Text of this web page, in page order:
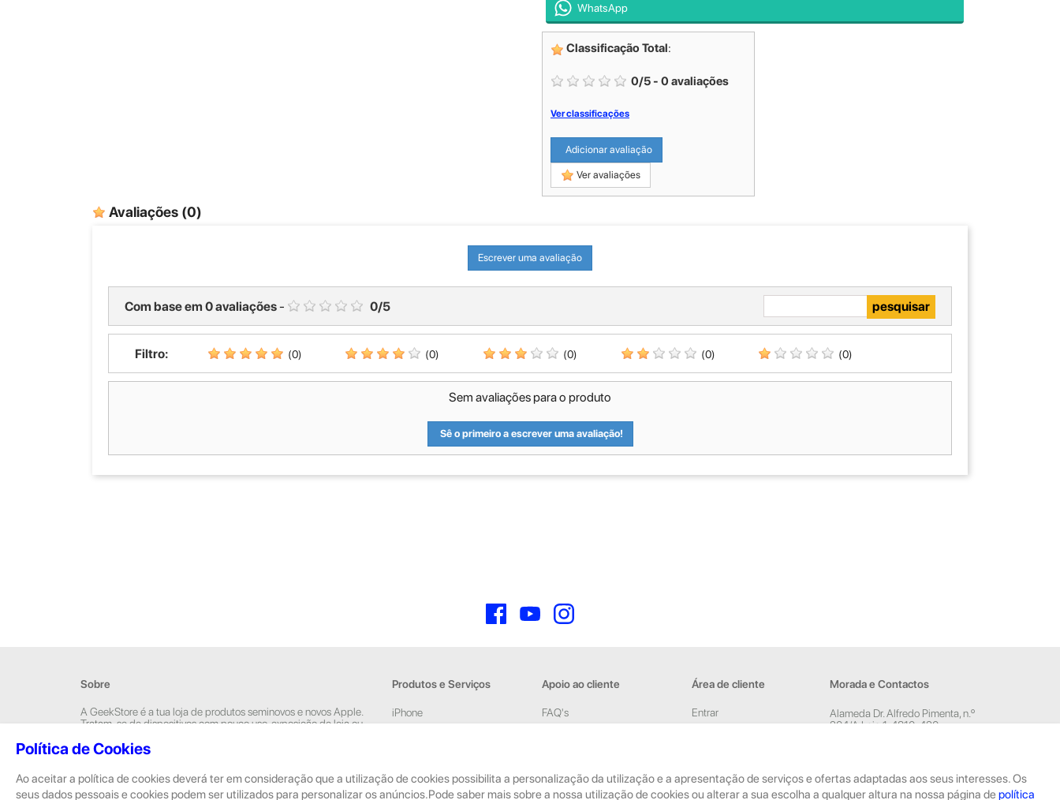
Política de Cookies
Ao aceitar a política de cookies deverá ter em consideração que a utilização de cookies possibilita a personalização da utilização e a apresentação de serviços e ofertas adaptadas aos seus interesses. Os
seus dados pessoais e cookies podem ser utilizados para personalizar os anúncios.Pode saber mais sobre a nossa utilização de cookies ou alterar a sua escolha a qualquer altura na nossa página de política
WhatsApp
Classificação Total:
0/5 - 0 avaliações
Ver classificações
Adicionar avaliação
Ver avaliações
Avaliações (0)
Escrever uma avaliação
Com base em 0avaliações- 0/5
Filtro: (0) (0) (0) (0) (0)
Sem avaliações para o produto
Sê o primeiro a escrever uma avaliação!
FacebookYouTube
Sobre
A GeekStore é a tua loja de produtos seminovos e novos Apple.
Tratam-se de dispositivos com pouco uso, exposição de loja ou
Os seminovos são sempre sujeitos a uma inspeção rigorosa pelas
Produtos e Serviços
iPhone
Reparações
Apoio ao cliente
FAQ's
Política de Privacidade
Área de cliente
Entrar
Morada e Contactos
Alameda Dr. Alfredo Pimenta, n.º
204/A Loja 1, 4810-420
geral@geekstore.pt